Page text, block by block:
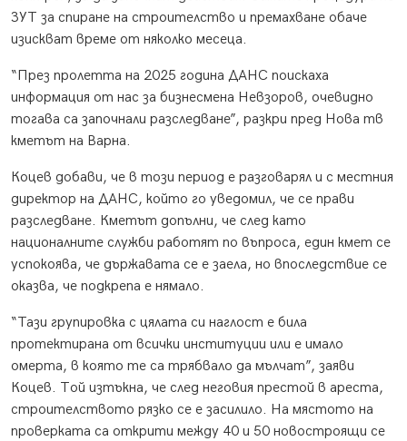
ЗУТ за спиране на строителство и премахване обаче
изискват време от няколко месеца.
“През пролетта на 2025 година ДАНС поискаха
информация от нас за бизнесмена Невзоров, очевидно
тогава са започнали разследване”, разкри пред Нова тв
кметът на Варна.
Коцев добави, че в този период е разговарял и с местния
директор на ДАНС, който го уведомил, че се прави
разследване. Кметът допълни, че след като
националните служби работят по въпроса, един кмет се
успокоява, че държавата се е заела, но впоследствие се
оказва, че подкрепа е нямало.
“Тази групировка с цялата си наглост е била
протектирана от всички институции или е имало
омерта, в която те са трябвало да мълчат”, заяви
Коцев. Той изтъкна, че след неговия престой в ареста,
строителството рязко се е засилило. На мястото на
проверката са открити между 40 и 50 новостроящи се